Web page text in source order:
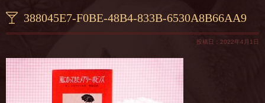
388045E7-F0BE-48B4-833B-6530A8B66AA9
投稿日：2022年4月1日